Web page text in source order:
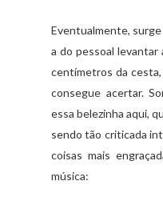
Eventualmente,
a do pessoal levantar
centímetros da
consegue acertar.
essa belezinha aqui,
sendo tão criticada
coisas mais
música: